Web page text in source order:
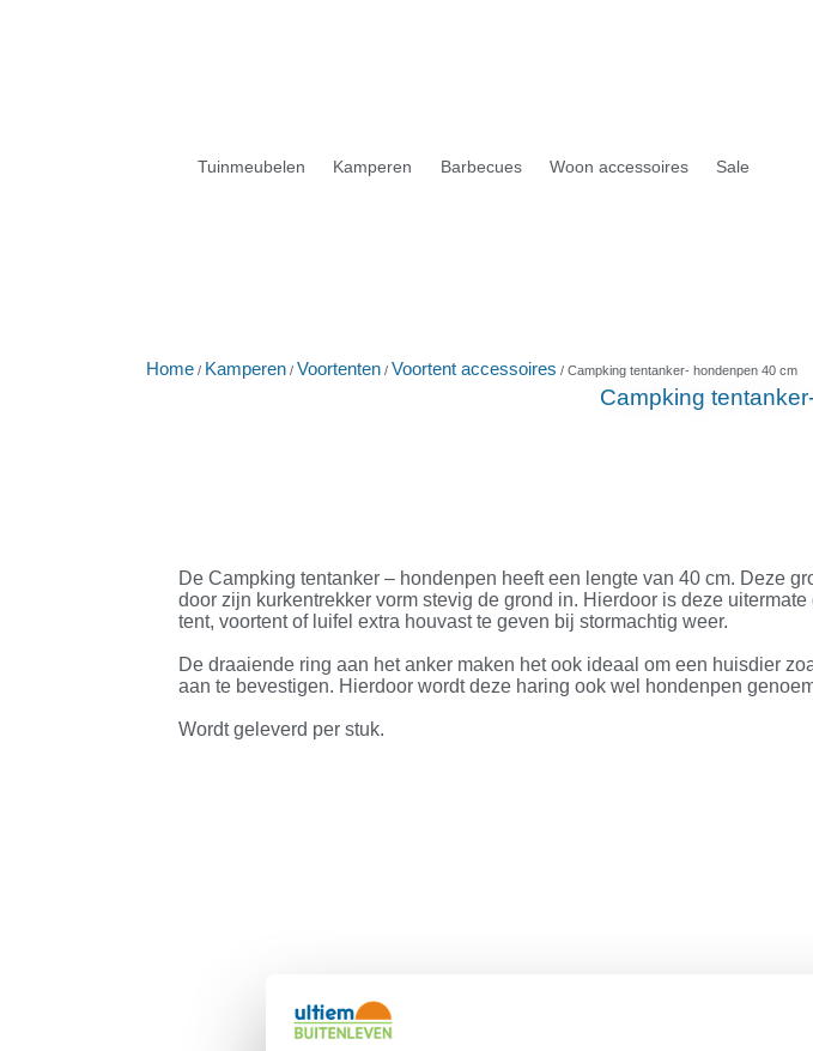
Tuinmeubelen Kamperen Barbecues Woon accessoires Sale
Home / Kamperen / Voortenten / Voortent accessoires / Campking tentanker- hondenpen 40 cm
Campking
De Campking tentanker – hondenpen heeft een lengte van 40 cm. Deze
door zijn kurkentrekker vorm stevig de grond in. Hierdoor is deze uitermate
tent, voortent of luifel extra houvast te geven bij stormachtig weer.
De draaiende ring aan het anker maken het ook ideaal om een huisdier
aan te bevestigen. Hierdoor wordt deze haring ook wel hondenpen
Wordt geleverd per stuk.